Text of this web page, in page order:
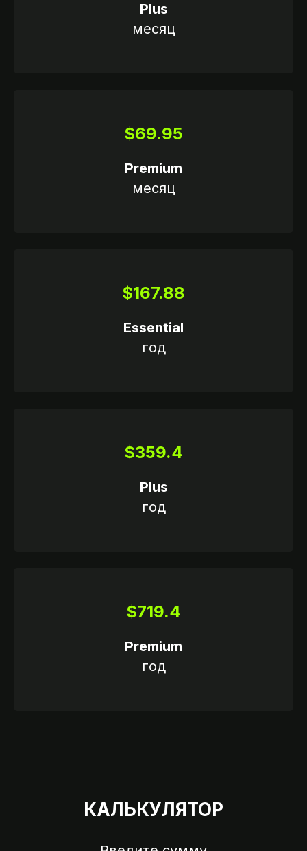
Plus
месяц
$69.95
Premium
месяц
$167.88
Essential
год
$359.4
Plus
год
$719.4
Premium
год
КАЛЬКУЛЯТОР